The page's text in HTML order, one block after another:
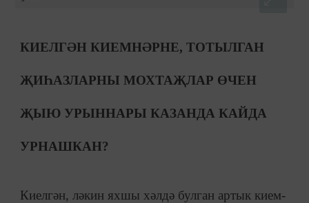
КИЕЛГӘН КИЕМНӘРНЕ, ТОТЫЛГАН
ҖИҺАЗЛАРНЫ МОХТАҖЛАР ӨЧЕН
ҖЫЮ УРЫННАРЫ КАЗАНДА КАЙДА
УРНАШКАН?
Киелгән, ләкин яхшы хәлдә булган артык кием-